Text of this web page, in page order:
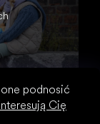
podnosić
Cię